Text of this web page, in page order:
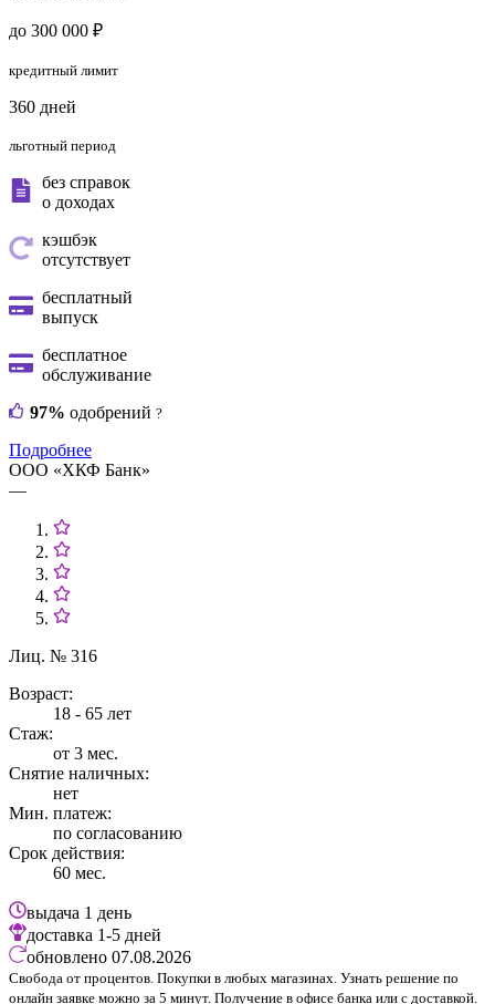
до 300 000 ₽
кредитный лимит
360 дней
льготный период
без справок
о доходах
кэшбэк
отсутствует
бесплатный
выпуск
бесплатное
обслуживание
97% одобрений ?
Подробнее
ООО «ХКФ Банк»
—
Лиц. № 316
Возраст:
18 - 65 лет
Стаж:
от 3 мес.
Снятие наличных:
нет
Мин. платеж:
по согласованию
Срок действия:
60 мес.
выдача 1 день
доставка 1-5 дней
обновлено 07.08.2026
Свобода от процентов. Покупки в любых магазинах. Узнать решение по
онлайн заявке можно за 5 минут. Получение в офисе банка или с доставкой.